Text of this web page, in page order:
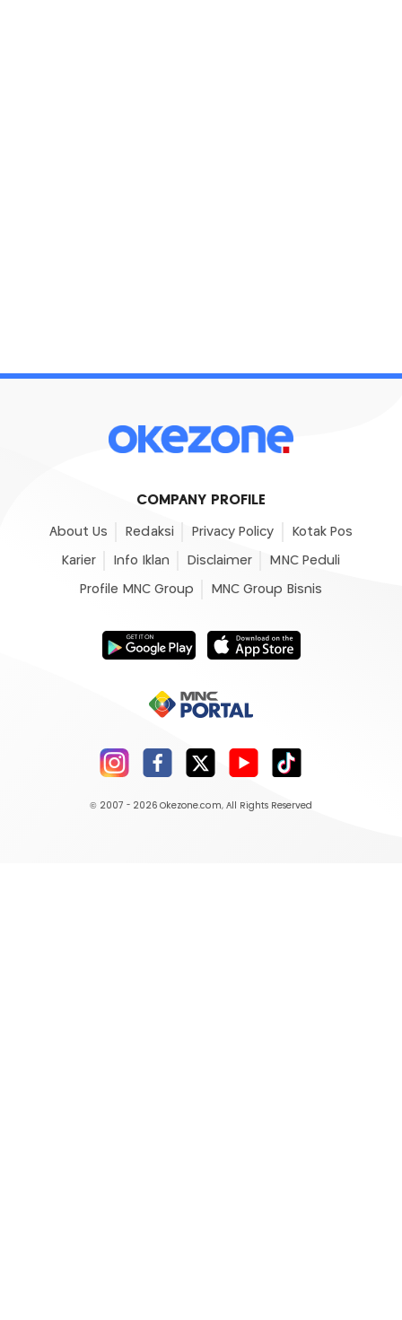
COMPANY PROFILE
About Us Redaksi Privacy Policy Kotak Pos
Karier Info Iklan Disclaimer MNC Peduli
Profile MNC Group MNC Group Bisnis
© 2007 - 2026 Okezone.com, All Rights Reserved